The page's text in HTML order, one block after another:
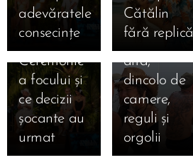
adevăratele
consecințe
Cătălin
fără replică
Marian și
Bianca la
ultima
Ceremonie
a focului și
ce decizii
șocante au
urmat 🔥
Francesca
și Cristi
una spre
alta,
dincolo de
camere,
reguli și
orgolii